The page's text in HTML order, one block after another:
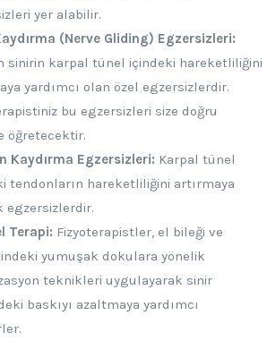
yer alabilir.
(Nerve Gliding) Egzersizleri:
sinirin karpal tünel içindeki hareketliliğini
yardımcı olan özel egzersizlerdir.
bu egzersizleri size doğru
öğretecektir.
Kaydırma Egzersizleri: Karpal tünel
tendonların hareketliliğini artırmaya
egzersizlerdir.
Terapi: Fizyoterapistler, el bileği ve
yumuşak dokulara yönelik
teknikleri uygulayarak sinir
baskıyı azaltmaya yardımcı